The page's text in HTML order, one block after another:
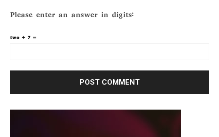
Please enter an answer in digits:
two + 7 =